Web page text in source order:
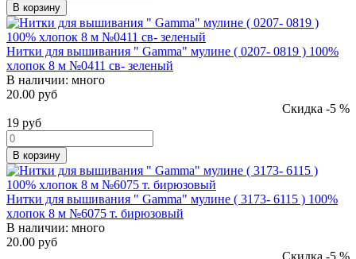
В корзину
Нитки для вышивания " Gamma" мулине ( 0207- 0819 ) 100%
хлопок 8 м №0411 св- зеленый
В наличии: много
20.00 руб
Скидка -5 %
19 руб
В корзину
Нитки для вышивания " Gamma" мулине ( 3173- 6115 ) 100%
хлопок 8 м №6075 т. бирюзовый
В наличии: много
20.00 руб
Скидка -5 %